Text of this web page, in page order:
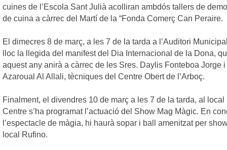
cuines de l’Escola Sant Julià acolliran ambdós tallers de
de cuina a càrrec del Martí de la “Fonda Comerç Can Peraire.
El dimecres 8 de març, a les 7 de la tarda a l’Auditori
lloc la llegida del manifest del Dia Internacional de la Dona,
aquest any anirà a càrrec de les Sres. Daylis Fonteboa Jorge i
Azaroual Al Allali, tècniques del Centre Obert de l’Arboç.
Finalment, el divendres 10 de març a les 7 de la tarda, al local
Centre s’ha programat l’actuació del Show Mag Màgic. En
l’espectacle de màgia, hi haurà sopar i ball amenitzat per
local Rufino.